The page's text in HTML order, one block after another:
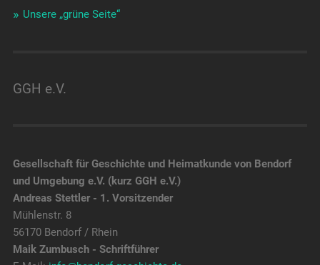
Unsere „grüne Seite“
GGH e.V.
Gesellschaft für Geschichte und Heimatkunde von Bendorf
und Umgebung e.V. (kurz GGH e.V.)
Andreas Stettler - 1. Vorsitzender
Mühlenstr. 8
56170 Bendorf / Rhein
Maik Zumbusch - Schriftführer